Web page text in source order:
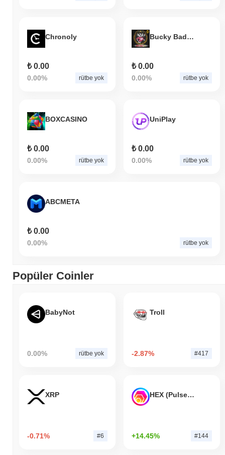
Chronoly
₺ 0.00
0.00% rütbe yok
Bucky Badger
₺ 0.00
0.00% rütbe yok
BOXCASINO
₺ 0.00
0.00% rütbe yok
UniPlay
₺ 0.00
0.00% rütbe yok
ABCMETA
₺ 0.00
0.00% rütbe yok
Popüler Coinler
BabyNot
0.00% rütbe yok
Troll
-2.87% #417
XRP
-0.71% #6
HEX (Pulsechain)
+14.45% #144